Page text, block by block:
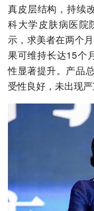
真皮层结构，持续
科大学皮肤病医院
示，求美者在两个
果可维持长达15个
性显著提升。产品
受性良好，未出现严